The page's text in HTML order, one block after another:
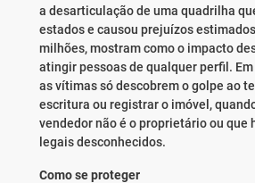
a desarticulação de uma quadrilha
estados e causou prejuízos
milhões, mostram como o impacto
atingir pessoas de qualquer perfil.
as vítimas só descobrem o golpe ao
escritura ou registrar o imóvel,
vendedor não é o proprietário ou que
legais desconhecidos.
Como se proteger